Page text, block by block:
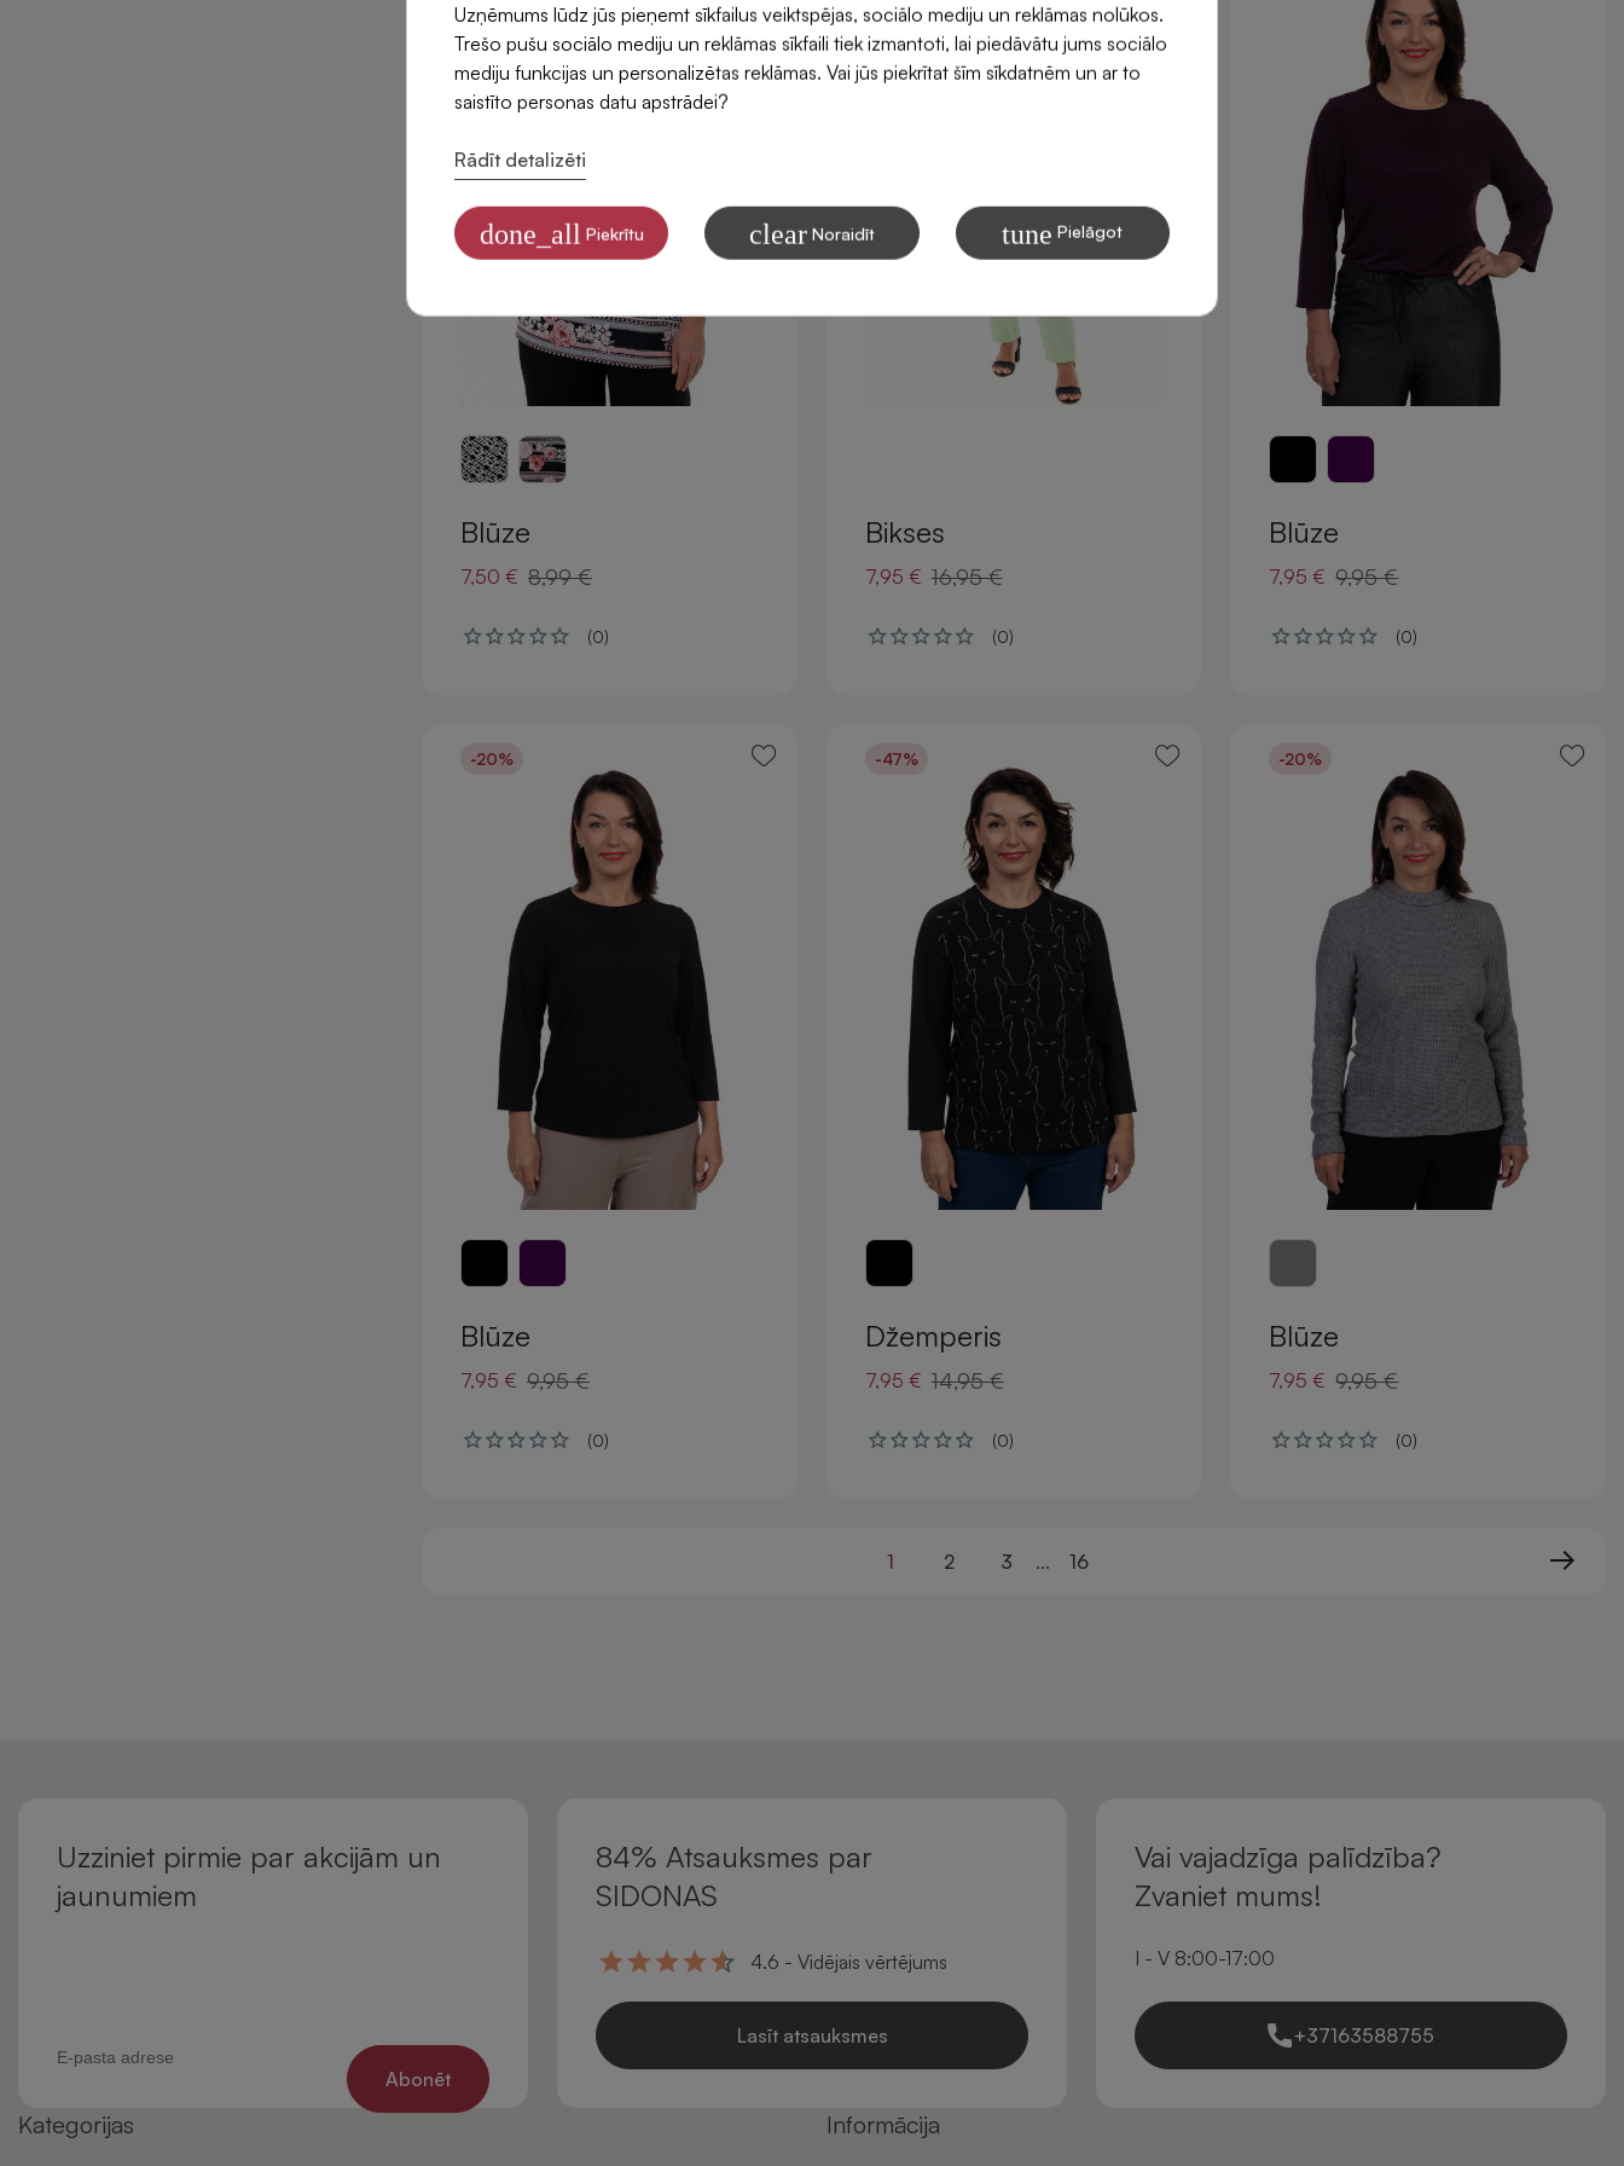
Blūze
7,50 € 8,99 €
(0)
Bikses
7,95 € 16,95 €
(0)
Blūze
7,95 € 9,95 €
(0)
-20%
Blūze
7,95 € 9,95 €
(0)
-47%
Džemperis
7,95 € 14,95 €
(0)
-20%
Blūze
7,95 € 9,95 €
(0)
1 2 3 ... 16
Uzziniet pirmie par akcijām un
jaunumiem
Abonēt
84% Atsauksmes par
SIDONAS
4.6 - Vidējais vērtējums
Lasīt atsauksmes
Vai vajadzīga palīdzība?
Zvaniet mums!
I - V 8:00-17:00
+37163588755
Kategorijas Informācija
Uzņēmums lūdz jūs pieņemt sīkfailus veiktspējas, sociālo mediju un reklāmas nolūkos.
Trešo pušu sociālo mediju un reklāmas sīkfaili tiek izmantoti, lai piedāvātu jums sociālo
mediju funkcijas un personalizētas reklāmas. Vai jūs piekrītat šīm sīkdatnēm un ar to
saistīto personas datu apstrādei?
Rādīt detalizēti
done_all Piekrītu clear Noraidīt tune Pielāgot